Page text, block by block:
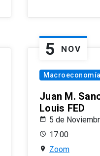
5 NOV
Macroeconomía
Juan M.
Louis FED
5 de
17:00
Zoom